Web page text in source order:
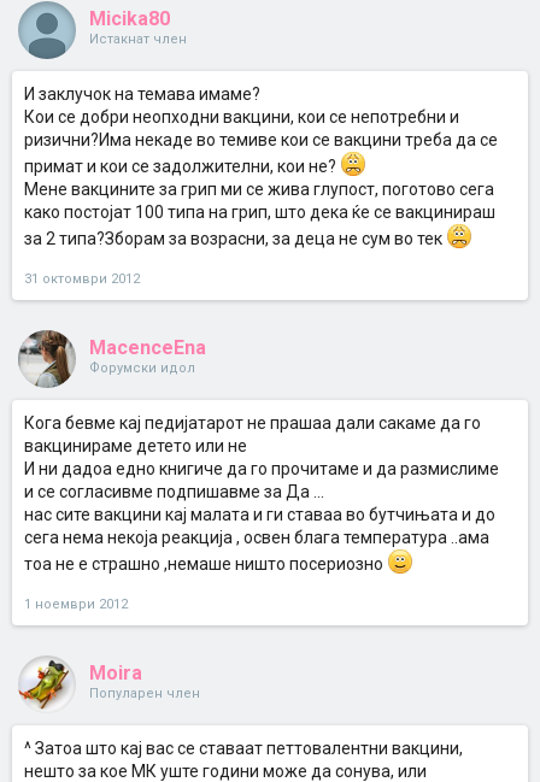
Micika80
Истакнат член
И заклучок на темава имаме?
Кои се добри неопходни вакцини, кои се непотребни и
ризични?Има некаде во темиве кои се вакцини треба да се
примат и кои се задолжителни, кои не?
Мене вакцините за грип ми се жива глупост, поготово сега
како постојат 100 типа на грип, што дека ќе се вакцинираш
за 2 типа?Зборам за возрасни, за деца не сум во тек
31 октомври 2012
MacenceEna
Форумски идол
Кога бевме кај педијатарот не прашаа дали сакаме да го
вакцинираме детето или не
И ни дадоа едно книгиче да го прочитаме и да размислиме
и се согласивме подпишавме за Да ...
нас сите вакцини кај малата и ги ставаа во бутчињата и до
сега нема некоја реакција , освен блага температура ..ама
тоа не е страшно ,немаше ништо посериозно
1 ноември 2012
Moira
Популарен член
^ Затоа што кај вас се ставаат петтовалентни вакцини,
нешто за кое МК уште години може да сонува, или